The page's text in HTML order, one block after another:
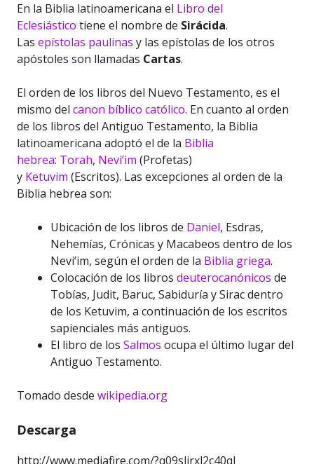
En la Biblia latinoamericana el Libro del
Eclesiástico tiene el nombre de Sirácida.
Las epístolas paulinas y las epístolas de los otros
apóstoles son llamadas Cartas.
El orden de los libros del Nuevo Testamento, es el
mismo del canon bíblico católico. En cuanto al orden
de los libros del Antiguo Testamento, la Biblia
latinoamericana adoptó el de la Biblia
hebrea: Torah, Nevi’im (Profetas)
y Ketuvim (Escritos). Las excepciones al orden de la
Biblia hebrea son:
Ubicación de los libros de Daniel, Esdras,
Nehemías, Crónicas y Macabeos dentro de los
Nevi’im, según el orden de la Biblia griega.
Colocación de los libros deuterocanónicos de
Tobías, Judit, Baruc, Sabiduría y Sirac dentro
de los Ketuvim, a continuación de los escritos
sapienciales más antiguos.
El libro de los Salmos ocupa el último lugar del
Antiguo Testamento.
Tomado desde wikipedia.org
Descarga
http://www.mediafire.com/?q09sljrxl2c40ql